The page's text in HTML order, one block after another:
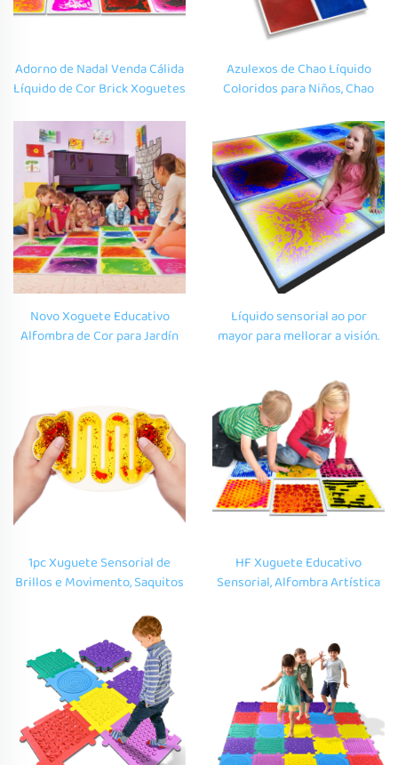
Adorno de Nadal Venda Cálida
Líquido de Cor Brick Xoguetes
Escuelas Infantís Sala
Multimédia Sala de Baile
Azulexos de Chao Líquido
Coloridos para Niños, Chao
Esteras Decorativas de Vinilo
para Interior
Novo Xoguete Educativo
Alfombra de Cor para Jardín
Líquido Sensorial para Nenos
con Autismo
Líquido sensorial ao por
mayor para mellorar a visión.
percepción visual e beneficios
educativos no autismo.
1pc Xuguete Sensorial de
Brillos e Movimento, Saquitos
Educativos, Xuguetes
Liquidos Suaves
Personalizados para Autismo
HF Xuguete Educativo
Sensorial, Alfombra Artística
Xogo Líquido para Niños
Autistas